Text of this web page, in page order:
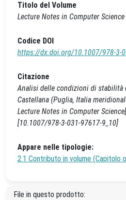
Titolo del Volume
Lecture Notes in Computer Science
Codice DOI
https://dx.doi.org/10.1007/978-3-
Citazione
Analisi delle condizioni di stabilità
Castellana (Puglia, Italia
Lecture Notes in Computer
[10.1007/978-3-031-97617-9_10]
Appare nelle tipologie:
2.1 Contributo in volume (Capitolo
File in questo prodotto: